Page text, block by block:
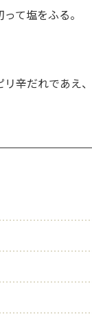
て塩をふる。
辛だれであえ、